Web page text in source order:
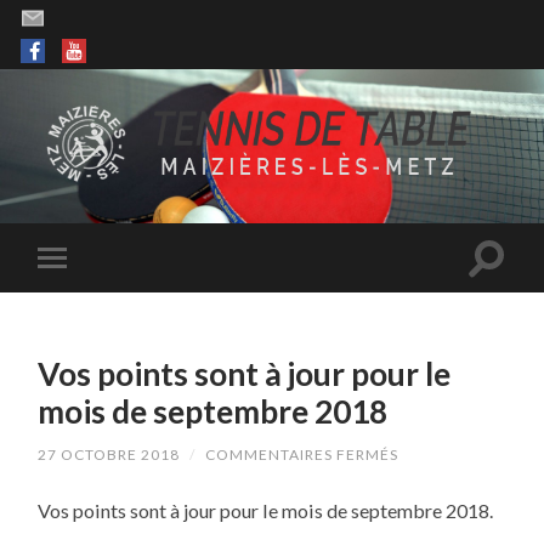
Vos points sont à jour pour le
mois de septembre 2018
27 OCTOBRE 2018 / COMMENTAIRES FERMÉS
SONT
Vos points sont à jour pour le mois de septembre 2018.